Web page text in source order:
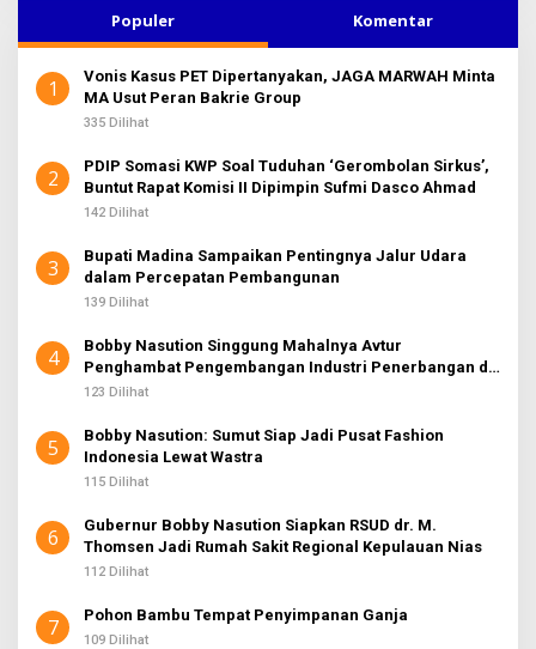
n
u
k
Populer Komentar
1
Vonis Kasus PET Dipertanyakan, JAGA MARWAH Minta
MA Usut Peran Bakrie Group
335 Dilihat
2
PDIP Somasi KWP Soal Tuduhan ‘Gerombolan Sirkus’,
Buntut Rapat Komisi II Dipimpin Sufmi Dasco Ahmad
142 Dilihat
3
Bupati Madina Sampaikan Pentingnya Jalur Udara
dalam Percepatan Pembangunan
139 Dilihat
4
Bobby Nasution Singgung Mahalnya Avtur
Penghambat Pengembangan Industri Penerbangan di
Sumut
123 Dilihat
5
Bobby Nasution: Sumut Siap Jadi Pusat Fashion
Indonesia Lewat Wastra
115 Dilihat
6
Gubernur Bobby Nasution Siapkan RSUD dr. M.
Thomsen Jadi Rumah Sakit Regional Kepulauan Nias
112 Dilihat
7 Pohon Bambu Tempat Penyimpanan Ganja
109 Dilihat